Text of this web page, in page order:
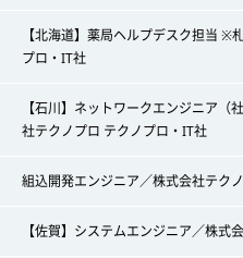
【北海道】薬局ヘルプデスク担当 ※
プロ・IT社
【石川】ネットワークエンジニア
社テクノプロ テクノプロ・IT社
組込開発エンジニア／株式会社テク
【佐賀】システムエンジニア／株式